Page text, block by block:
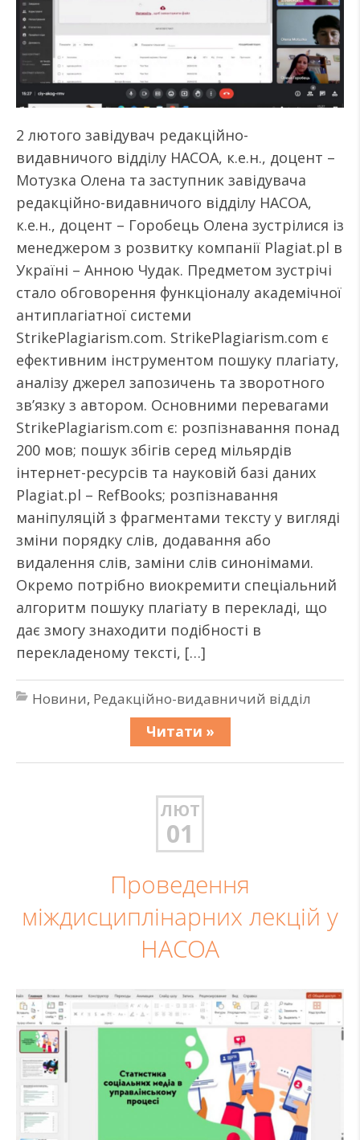
2 лютого завідувач редакційно-
видавничого відділу НАСОА, к.е.н., доцент –
Мотузка Олена та заступник завідувача
редакційно-видавничого відділу НАСОА,
к.е.н., доцент – Горобець Олена зустрілися із
менеджером з розвитку компанії Plagiat.pl в
Україні – Анною Чудак. Предметом зустрічі
стало обговорення функціоналу академічної
антиплагіатної системи
StrikePlagiarism.com. StrikePlagiarism.com є
ефективним інструментом пошуку плагіату,
аналізу джерел запозичень та зворотного
зв’язку з автором. Основними перевагами
StrikePlagiarism.com є: розпізнавання понад
200 мов; пошук збігів серед мільярдів
інтернет-ресурсів та науковій базі даних
Plagiat.pl – RefBooks; розпізнавання
маніпуляцій з фрагментами тексту у вигляді
зміни порядку слів, додавання або
видалення слів, заміни слів синонімами.
Окремо потрібно виокремити спеціальний
алгоритм пошуку плагіату в перекладі, що
дає змогу знаходити подібності в
перекладеному тексті, […]
Новини, Редакційно-видавничий відділ
Читати »
ЛЮТ
01
Проведення
міждисциплінарних лекцій у
НАСОА